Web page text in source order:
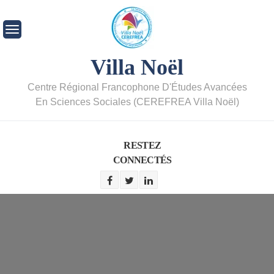
Villa Noël
Centre Régional Francophone D'Études Avancées
En Sciences Sociales (CEREFREA Villa Noël)
RESTEZ
CONNECTÉS